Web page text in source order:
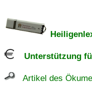
Unterstützung
Artikel des